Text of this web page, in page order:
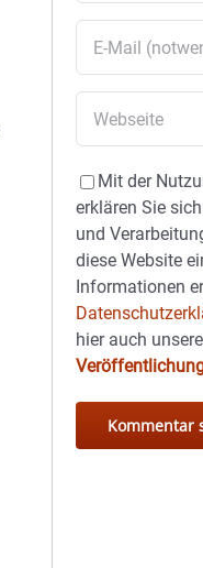
Mit der
erklären Sie
und
diese Website
Informationen
hier auch